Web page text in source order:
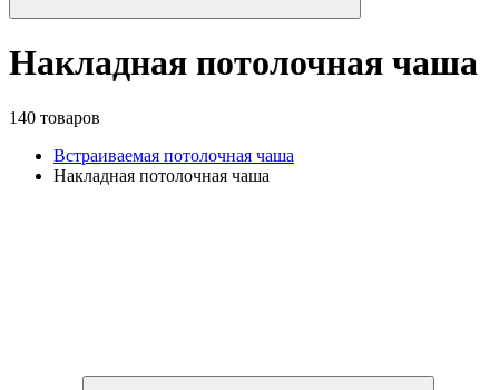
Накладная потолочная чаша
140 товаров
Встраиваемая потолочная чаша
Накладная потолочная чаша